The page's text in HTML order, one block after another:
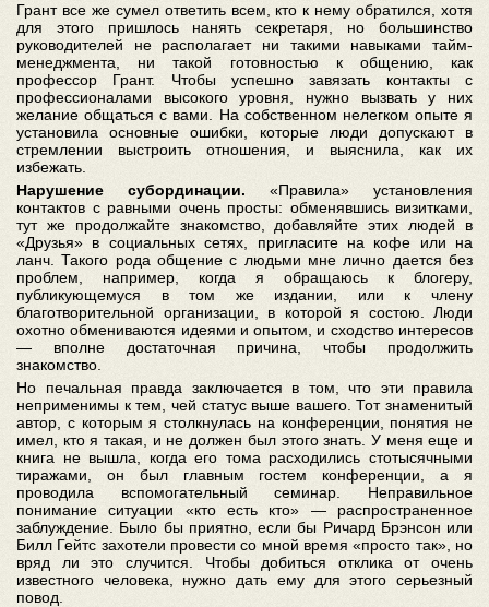
Грант все же сумел ответить всем, кто к нему обратился, хотя
для этого пришлось нанять секретаря, но большинство
руководителей не располагает ни такими навыками тайм-
менеджмента, ни такой готовностью к общению, как
профессор Грант. Чтобы успешно завязать контакты с
профессионалами высокого уровня, нужно вызвать у них
желание общаться с вами. На собственном нелегком опыте я
установила основные ошибки, которые люди допускают в
стремлении выстроить отношения, и выяснила, как их
избежать.
Нарушение субординации. «Правила» установления
контактов с равными очень просты: обменявшись визитками,
тут же продолжайте знакомство, добавляйте этих людей в
«Друзья» в социальных сетях, пригласите на кофе или на
ланч. Такого рода общение с людьми мне лично дается без
проблем, например, когда я обращаюсь к блогеру,
публикующемуся в том же издании, или к члену
благотворительной организации, в которой я состою. Люди
охотно обмениваются идеями и опытом, и сходство интересов
— вполне достаточная причина, чтобы продолжить
знакомство.
Но печальная правда заключается в том, что эти правила
неприменимы к тем, чей статус выше вашего. Тот знаменитый
автор, с которым я столкнулась на конференции, понятия не
имел, кто я такая, и не должен был этого знать. У меня еще и
книга не вышла, когда его тома расходились стотысячными
тиражами, он был главным гостем конференции, а я
проводила вспомогательный семинар. Неправильное
понимание ситуации «кто есть кто» — распространенное
заблуждение. Было бы приятно, если бы Ричард Брэнсон или
Билл Гейтс захотели провести со мной время «просто так», но
вряд ли это случится. Чтобы добиться отклика от очень
известного человека, нужно дать ему для этого серьезный
повод.